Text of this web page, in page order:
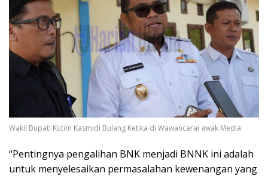
Wakil Bupati Kutim Kasmidi Bulang Ketika di Wawancarai awak Media
“Pentingnya pengalihan BNK menjadi BNNK ini adalah
untuk menyelesaikan permasalahan kewenangan yang